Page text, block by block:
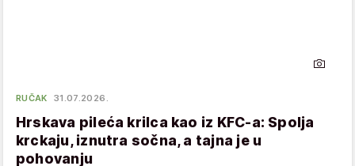
RUČAK 31.07.2026.
Hrskava pileća krilca kao iz KFC-a: Spolja
krckaju, iznutra sočna, a tajna je u
pohovanju